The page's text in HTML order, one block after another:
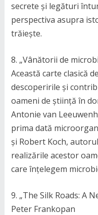
secrete și legături
perspectiva asupra
trăiește.
8. „Vânătorii de
Această carte clasică
descoperirile și
oameni de știință în
Antonie van
prima dată
și Robert Koch,
realizările acestor
care înțelegem
9. „The Silk Roads: A
Peter Frankopan